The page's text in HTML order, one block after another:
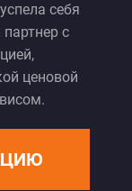
себя
с
ценовой